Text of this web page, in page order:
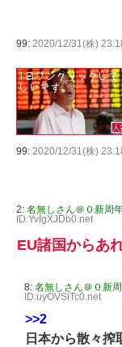
99: 2020/12/31(株)
99: 2020/12/31(株)
2: 名無しさん＠０新周
ID:YvIgXJDb0.net
EU諸国からあ
8: 名無しさん＠０新
ID:uyOVSiTc0.net
>>2
日本から散々